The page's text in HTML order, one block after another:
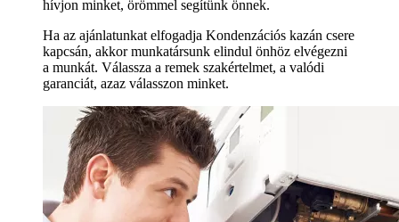
hívjon minket, örömmel segítünk önnek.
Ha az ajánlatunkat elfogadja Kondenzációs kazán csere
kapcsán, akkor munkatársunk elindul önhöz elvégezni
a munkát. Válassza a remek szakértelmet, a valódi
garanciát, azaz válasszon minket.